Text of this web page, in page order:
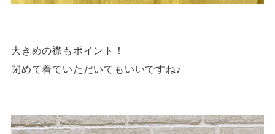
大きめの襟もポイント！
閉めて着ていただいてもいいですね♪